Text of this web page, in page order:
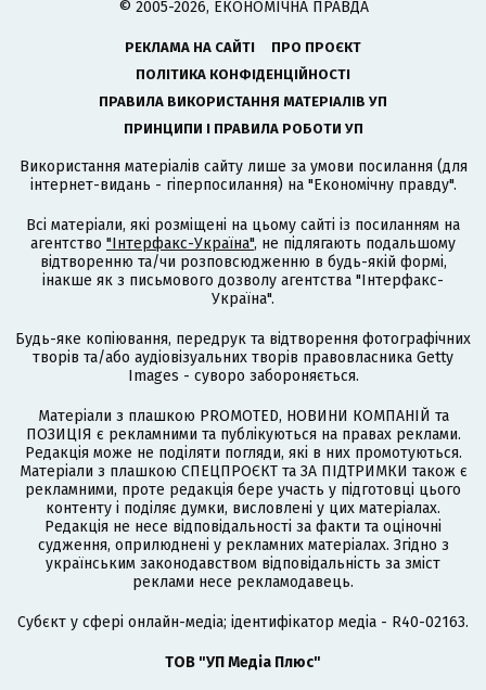
© 2005-2026, ЕКОНОМІЧНА ПРАВДА
РЕКЛАМА НА САЙТІ
ПРО ПРОЄКТ
ПОЛІТИКА КОНФІДЕНЦІЙНОСТІ
ПРАВИЛА ВИКОРИСТАННЯ МАТЕРІАЛІВ УП
ПРИНЦИПИ І ПРАВИЛА РОБОТИ УП
Використання матеріалів сайту лише за умови посилання (для
інтернет-видань - гіперпосилання) на "Економічну правду".
Всі матеріали, які розміщені на цьому сайті із посиланням на
агентство "Інтерфакс-Україна", не підлягають подальшому
відтворенню та/чи розповсюдженню в будь-якій формі,
інакше як з письмового дозволу агентства "Інтерфакс-
Україна".
Будь-яке копіювання, передрук та відтворення фотографічних
творів та/або аудіовізуальних творів правовласника Getty
Images - суворо забороняється.
Матеріали з плашкою PROMOTED, НОВИНИ КОМПАНІЙ та
ПОЗИЦІЯ є рекламними та публікуються на правах реклами.
Редакція може не поділяти погляди, які в них промотуються.
Матеріали з плашкою СПЕЦПРОЄКТ та ЗА ПІДТРИМКИ також є
рекламними, проте редакція бере участь у підготовці цього
контенту і поділяє думки, висловлені у цих матеріалах.
Редакція не несе відповідальності за факти та оціночні
судження, оприлюднені у рекламних матеріалах. Згідно з
українським законодавством відповідальність за зміст
реклами несе рекламодавець.
Cубєкт у сфері онлайн-медіа; ідентифікатор медіа - R40-02163.
ТОВ "УП Медіа Плюс"